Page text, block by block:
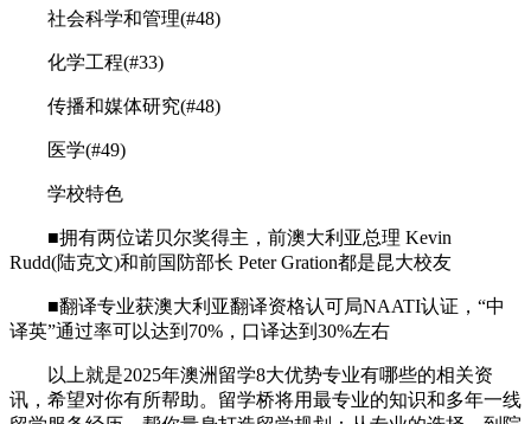
社会科学和管理(#48)
化学工程(#33)
传播和媒体研究(#48)
医学(#49)
学校特色
■拥有两位诺贝尔奖得主，前澳大利亚总理 Kevin
Rudd(陆克文)和前国防部长 Peter Gration都是昆大校友
■翻译专业获澳大利亚翻译资格认可局NAATI认证，“中
译英”通过率可以达到70%，口译达到30%左右
以上就是2025年澳洲留学8大优势专业有哪些的相关资
讯，希望对你有所帮助。留学桥将用最专业的知识和多年一线